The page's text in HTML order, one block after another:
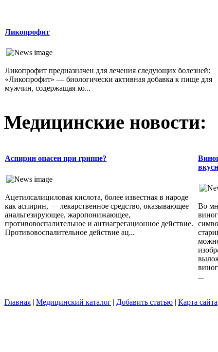
Ликопрофит
Ликопрофит предназначен для лечения следующих болезней:
«Ликопрофит» — биологически активная добавка к пище для
мужчин, содержащая ко...
Медицинские новости:
Аспирин опасен при гриппе?
Ацетилсалициловая кислота, более известная в народе
как аспирин, — лекарственное средство, оказывающее
анальгезирующее, жаропонижающее,
противовоспалительное и антиагрегационное действие.
Противовоспалительное действие ац...
Во
...
Главная | Медицинский каталог | Добавить статью | Карта сайта